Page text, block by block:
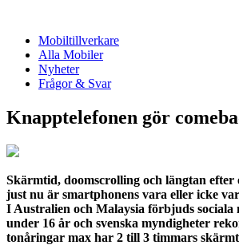
Mobiltillverkare
Alla Mobiler
Nyheter
Frågor & Svar
Knapptelefonen gör
Skärmtid, doomscrolling och längtan efter
just nu är smartphonens vara eller icke
I Australien och Malaysia förbjuds sociala
under 16 år och svenska myndigheter
tonåringar max har 2 till 3 timmars